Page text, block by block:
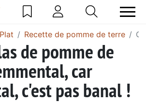
Plat Recette de pomme de terre
de pomme de
car
c'est pas banal !